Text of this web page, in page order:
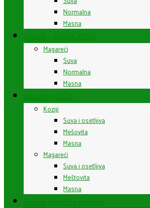
Normalna
Masna
Magareći
Suva
Normalna
Masna
Koziji
Suva i osetljiva
Mešovita
Masna
Magareći
Suva i osetljiva
Meštovita
Masna